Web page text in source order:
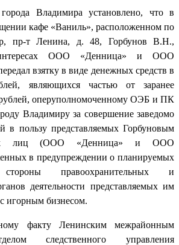
Владимира установлено, что в
кафе «Ваниль», расположенном по
пр-т Ленина, д. 48, Горбунов В.Н.,
ООО «Денница» и ООО
взятку в виде денежных средств в
являющихся частью от заранее
оперуполномоченному ОЭБ и ПК
Владимиру за совершение заведомо
в пользу представляемых Горбуновым
лиц (ООО «Денница» и ООО
в предупреждении о планируемых
правоохранительных и
деятельности представляемых им
игорным бизнесом.
факту Ленинским межрайонным
следственного управления